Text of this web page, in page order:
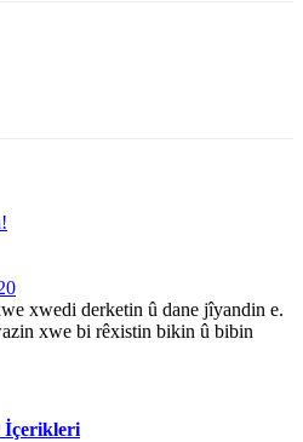
xwedi derketin û dane jîyandin e.
xwe bi rêxistin bikin û bibin
İçerikleri